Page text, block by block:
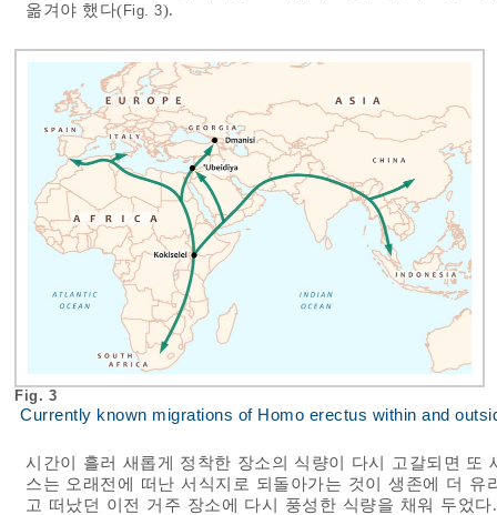
옮겨야 했다( Fig. 3).
Fig. 3
Currently known migrations of Homo erectus within and
시간이 흘러 새롭게 정착한 장소의 식량이 다시 고갈되면 또
스는 오래전에 떠난 서식지로 되돌아가는 것이 생존에 더
고 떠났던 이전 거주 장소에 다시 풍성한 식량을 채워 두었